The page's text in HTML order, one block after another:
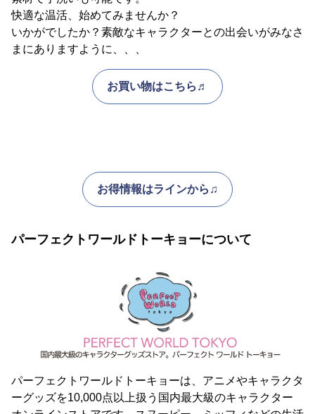
快適な温活、始めてみませんか？
いかがでしたか？素敵なキャラクターとの出会いがみなさ
まにありますように、、、
お買い物はこちら♬
お得情報はラインから♫
パーフェクトワールドトーキョーについて
パーフェクトワールドトーキョーは、アニメやキャラクタ
ーグッズを10,000点以上扱う国内最大級のキャラクター